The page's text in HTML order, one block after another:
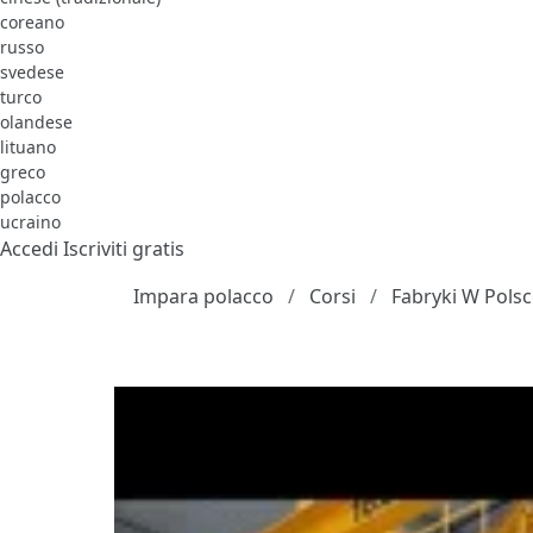
coreano
russo
svedese
turco
olandese
lituano
greco
polacco
ucraino
Accedi Iscriviti gratis
Impara polacco
Corsi Fabryki W